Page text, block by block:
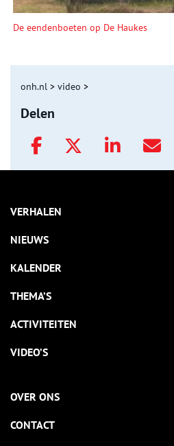
De eendenboeten op De Haukes
onh.nl > video >
Delen
VERHALEN
NIEUWS
KALENDER
THEMA’S
ACTIVITEITEN
VIDEO’S
OVER ONS
CONTACT